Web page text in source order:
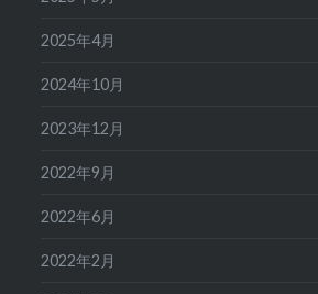
2025年4月
2024年10月
2023年12月
2022年9月
2022年6月
2022年2月